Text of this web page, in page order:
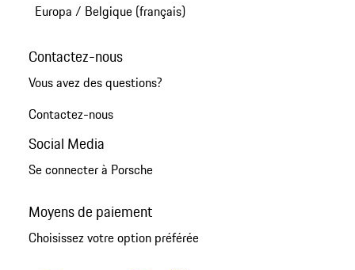
Europa / Belgique (français)
Contactez-nous
Vous avez des questions?
Contactez-nous
Social Media
Se connecter à Porsche
Moyens de paiement
Choisissez votre option préférée